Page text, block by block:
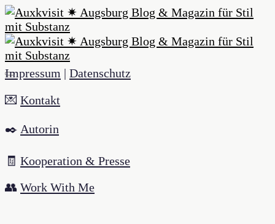
Impressum | Datenschutz
💌 Kontakt
✒️ Autorin
🧾 Kooperation & Presse
👥 Work With Me